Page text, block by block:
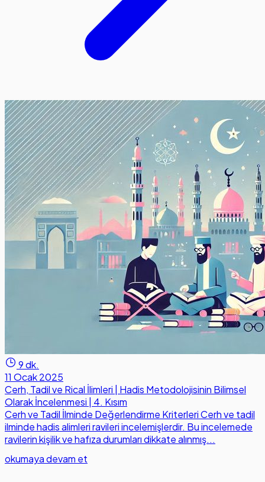
9 dk.
11 Ocak 2025
Cerh, Tadil ve Rical İlimleri | Hadis Metodolojisinin Bilimsel
Olarak İncelenmesi | 4. Kısım
Cerh ve Tadil İlminde Değerlendirme Kriterleri Cerh ve tadil
ilminde hadis alimleri ravileri incelemişlerdir. Bu incelemede
ravilerin kişilik ve hafıza durumları dikkate alınmış...
okumaya devam et